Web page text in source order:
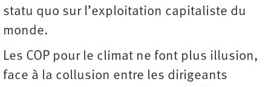
statu quo sur l’exploitation capitaliste du
monde.
Les COP pour le climat ne font plus illusion,
face à la collusion entre les dirigeants